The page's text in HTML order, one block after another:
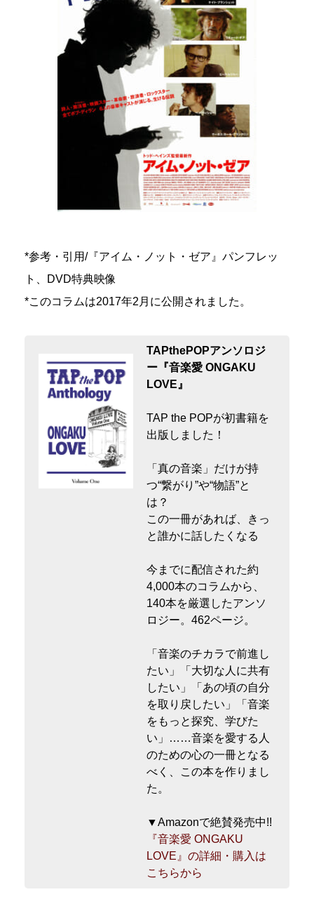
*参考・引用/『アイム・ノット・ゼア』パンフレッ
ト、DVD特典映像
*このコラムは2017年2月に公開されました。
TAPthePOPアンソロジ
ー『音楽愛 ONGAKU
LOVE』
TAP the POPが初書籍を
出版しました！
「真の音楽」だけが持
つ“繋がり”や“物語”と
は？
この一冊があれば、きっ
と誰かに話したくなる
今までに配信された約
4,000本のコラムから、
140本を厳選したアンソ
ロジー。462ページ。
「音楽のチカラで前進し
たい」「大切な人に共有
したい」「あの頃の自分
を取り戻したい」「音楽
をもっと探究、学びた
い」……音楽を愛する人
のための心の一冊となる
べく、この本を作りまし
た。
▼Amazonで絶賛発売中!!
『音楽愛 ONGAKU
LOVE』の詳細・購入は
こちらから